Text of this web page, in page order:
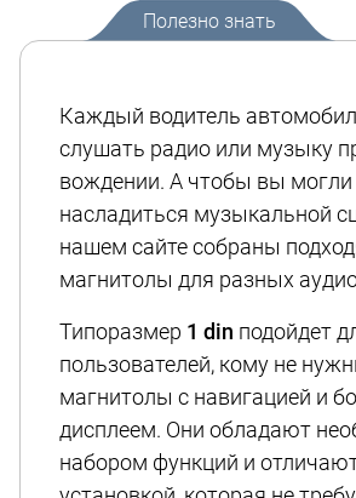
Полезно знать
Каждый водитель
слушать радио или музыку
вождении. А чтобы вы могли
насладиться музыкальной
нашем сайте собраны
магнитолы для разных
Типоразмер 1 din подойдет
пользователей, кому не
магнитолы с навигацией и
дисплеем. Они обладают
набором функций и